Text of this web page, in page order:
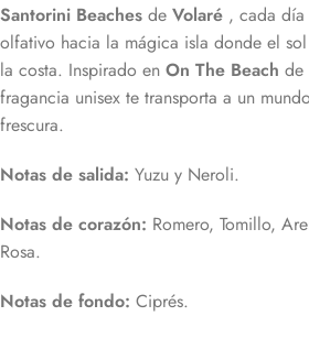
Santorini Beaches de Volaré , cada
olfativo hacia la mágica isla donde el
la costa. Inspirado en On The Beach de
fragancia unisex te transporta a un
frescura.
Notas de salida: Yuzu y Neroli.
Notas de corazón: Romero, Tomillo,
Rosa.
Notas de fondo: Ciprés.